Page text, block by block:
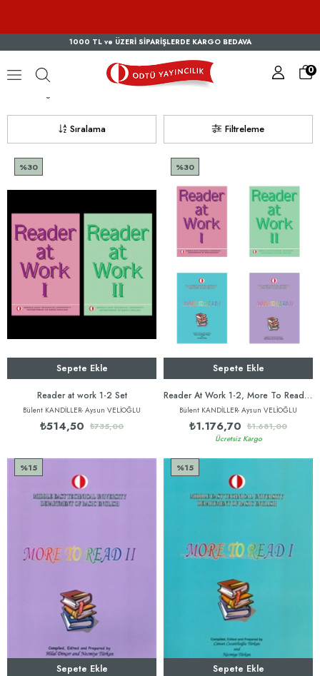
1000 TL ve ÜZERİ SİPARİŞLERDE KARGO BEDAVA
0
Filtreleme
Sıralama
Sepete Ekle
Reader at work 1-2 Set
Bülent KANDİLLER- Aysun VELİOĞLU
₺514,50 ₺735,00
%30
Sepete Ekle
Reader At Work 1-2, More To Read 1-2 (4'lü Set)
Bülent KANDİLLER- Aysun VELİOĞLU
₺1.176,70 ₺1.681,00
Ücretsiz Kargo
%30
Sepete Ekle
%15
Sepete Ekle
%15